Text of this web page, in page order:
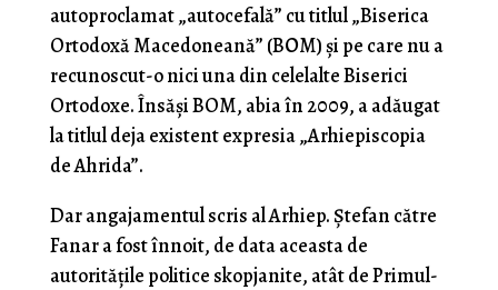
autoproclamat „autocefală” cu titlul „Biserica
Ortodoxă Macedoneană” (BΟM) și pe care nu a
recunoscut-o nici una din celelalte Biserici
Ortodoxe. Însăși BOM, abia în 2009, a adăugat
la titlul deja existent expresia „Arhiepiscopia
de Ahrida”.
Dar angajamentul scris al Arhiep. Ștefan către
Fanar a fost înnoit, de data aceasta de
autoritățile politice skopjanite, atât de Primul-